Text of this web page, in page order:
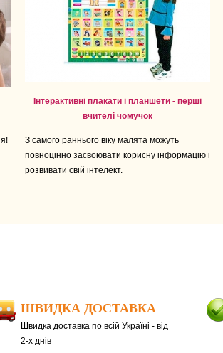
Інтерактивні плакати і планшети - перші
вчителі чомучок
З самого раннього віку малята можуть
повноцінно засвоювати корисну інформацію і
розвивати свій інтелект.
ШВИДКА ДОСТАВКА
Швидка доставка по всій Україні - від
2-х днів